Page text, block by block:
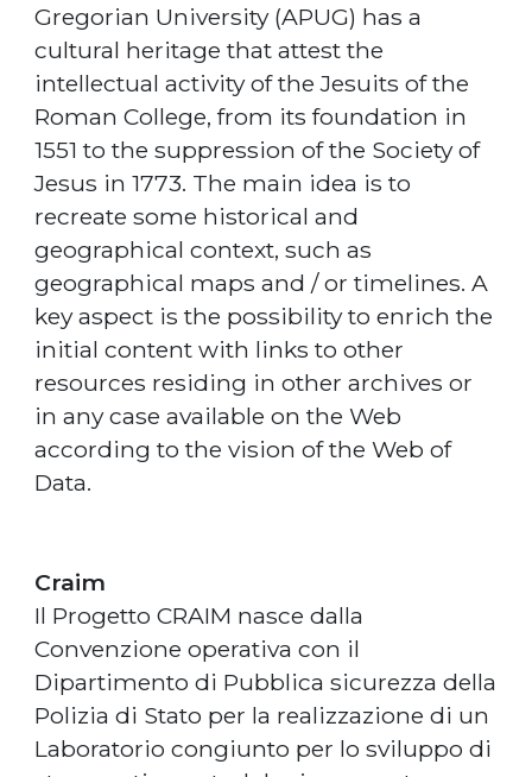
Gregorian University (APUG) has a
cultural heritage that attest the
intellectual activity of the Jesuits of the
Roman College, from its foundation in
1551 to the suppression of the Society of
Jesus in 1773. The main idea is to
recreate some historical and
geographical context, such as
geographical maps and / or timelines. A
key aspect is the possibility to enrich the
initial content with links to other
resources residing in other archives or
in any case available on the Web
according to the vision of the Web of
Data.
Craim
Il Progetto CRAIM nasce dalla
Convenzione operativa con il
Dipartimento di Pubblica sicurezza della
Polizia di Stato per la realizzazione di un
Laboratorio congiunto per lo sviluppo di